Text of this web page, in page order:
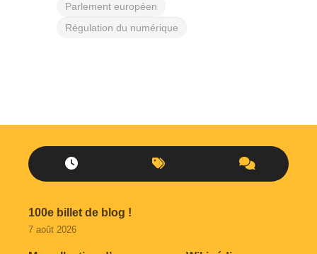
Parlement européen
Régulation du numérique
100e billet de blog !
7 août 2026